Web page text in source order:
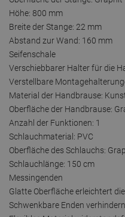
Höhe: 800 mm
Breite der Stange: 22 mm
Abstand zur Wand: 160 mm
Seifenschale
Verschiebbarer Halter für die
Verstellbare
Material der Handbrause:
Oberfläche der Handbrause:
Anzahl der Funktionen: 1
Schlauchmaterial: PVC
Oberfläche des Schlauchs:
Schlauchlänge: 150 cm
Messingenden
Glatte Oberfläche erleichtert
Schwenkbare Enden